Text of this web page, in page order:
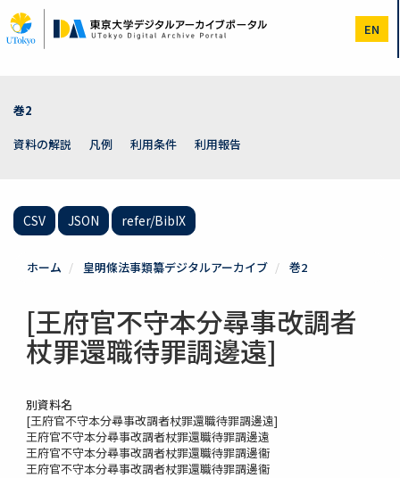
イ
ン
EN
巻2
資料の解説
凡例 利用条件 利用報告
CSV JSON refer/BibIX
ホーム 皇明條法事類纂デジタルアーカイブ 巻2
[王府官不守本分尋事改調者
杖罪還職待罪調邊遠]
別資料名
[王府官不守本分尋事改調者杖罪還職待罪調邊遠]
王府官不守本分尋事改調者杖罪還職待罪調邊遠
王府官不守本分尋事改調者杖罪還職待罪調邊衞
王府官不守本分尋事改調者杖罪還職待罪調邊衞